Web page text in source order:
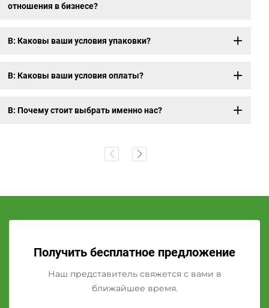
отношения в бизнесе?
В: Каковы ваши условия упаковки?
В: Каковы ваши условия оплаты?
В: Почему стоит выбрать именно нас?
Получить бесплатное предложение
Наш представитель свяжется с вами в
ближайшее время.